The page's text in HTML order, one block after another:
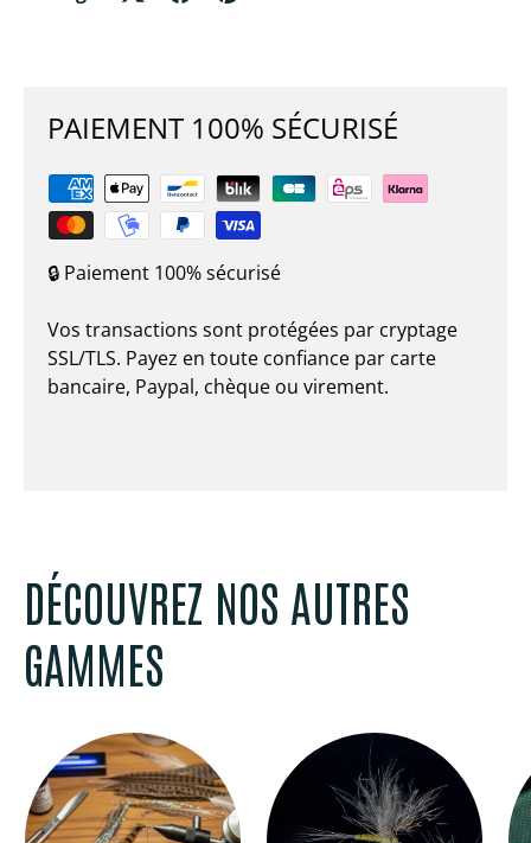
PAIEMENT 100% SÉCURISÉ
🔒 Paiement 100% sécurisé
Vos transactions sont protégées par cryptage
SSL/TLS. Payez en toute confiance par carte
bancaire, Paypal, chèque ou virement.
DÉCOUVREZ NOS AUTRES
GAMMES